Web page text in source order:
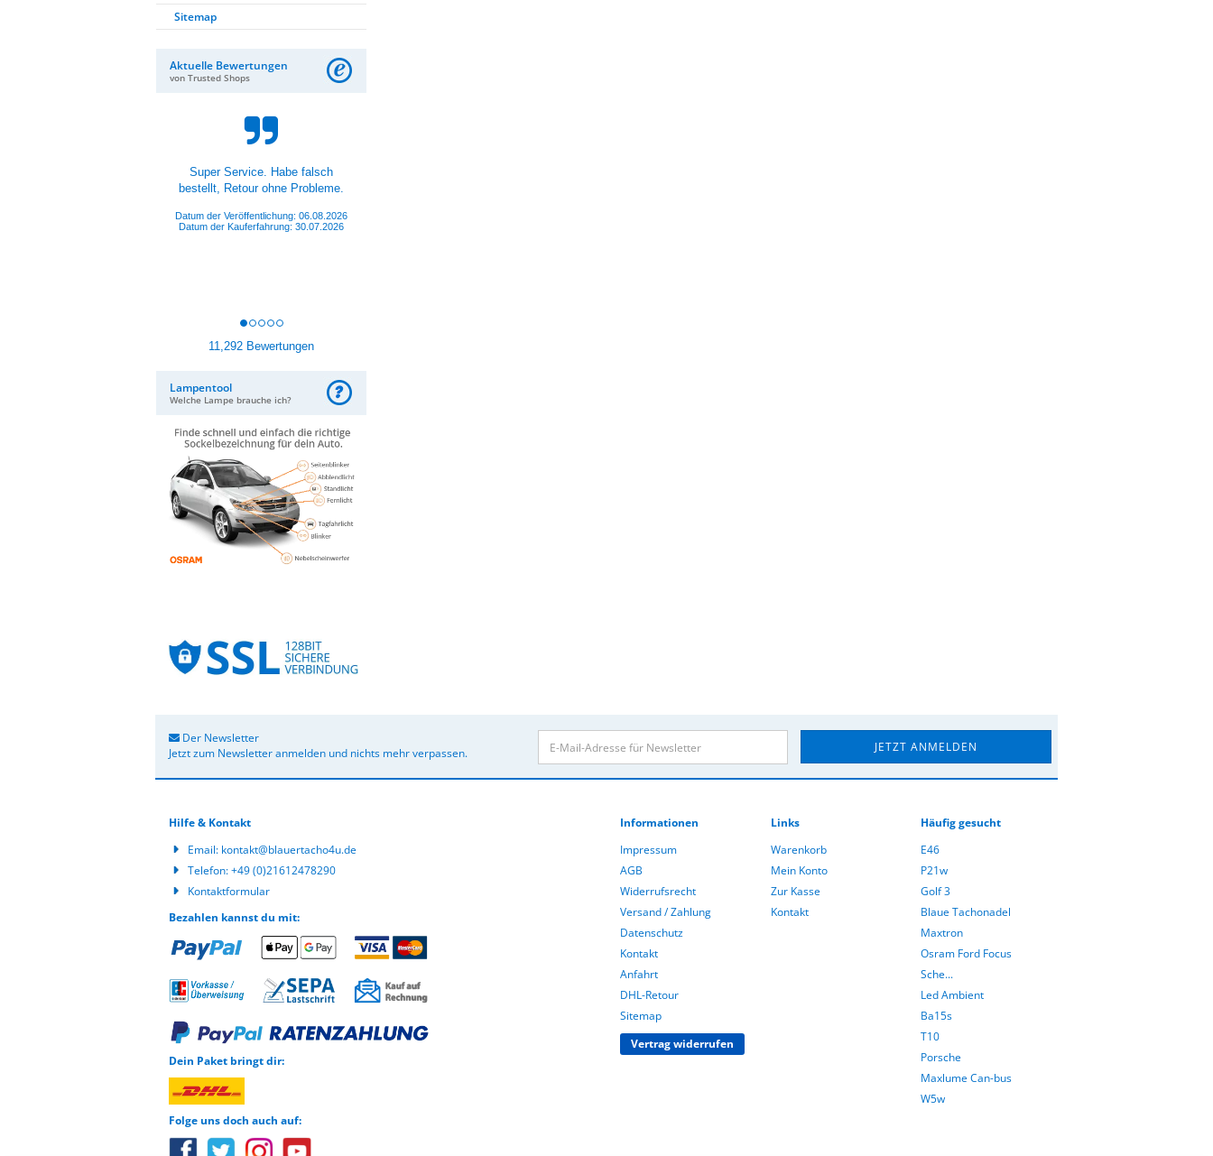
Sitemap
Aktuelle Bewertungen
von Trusted Shops
Super Service. Habe falsch
bestellt, Retour ohne Probleme.
Datum der Veröffentlichung: 06.08.2026
Datum der Kauferfahrung: 30.07.2026
11,292 Bewertungen
Lampentool
Welche Lampe brauche ich?
Der Newsletter
Jetzt zum Newsletter anmelden und nichts mehr verpassen.
Hilfe & Kontakt
Email: kontakt@blauertacho4u.de
Telefon:+49 (0)21612478290
Kontaktformular
Bezahlen kannst du mit:
Dein Paket bringt dir:
Folge uns doch auch auf:
Informationen
Impressum
AGB
Widerrufsrecht
Versand / Zahlung
Datenschutz
Kontakt
Anfahrt
DHL-Retour
Sitemap
Vertrag widerrufen
Links
Warenkorb
Mein Konto
Zur Kasse
Kontakt
Häufig gesucht
E46
P21w
Golf 3
Blaue Tachonadel
Maxtron
Osram Ford Focus
Sche...
Led Ambient
Ba15s
T10
Porsche
Maxlume Can-bus
W5w